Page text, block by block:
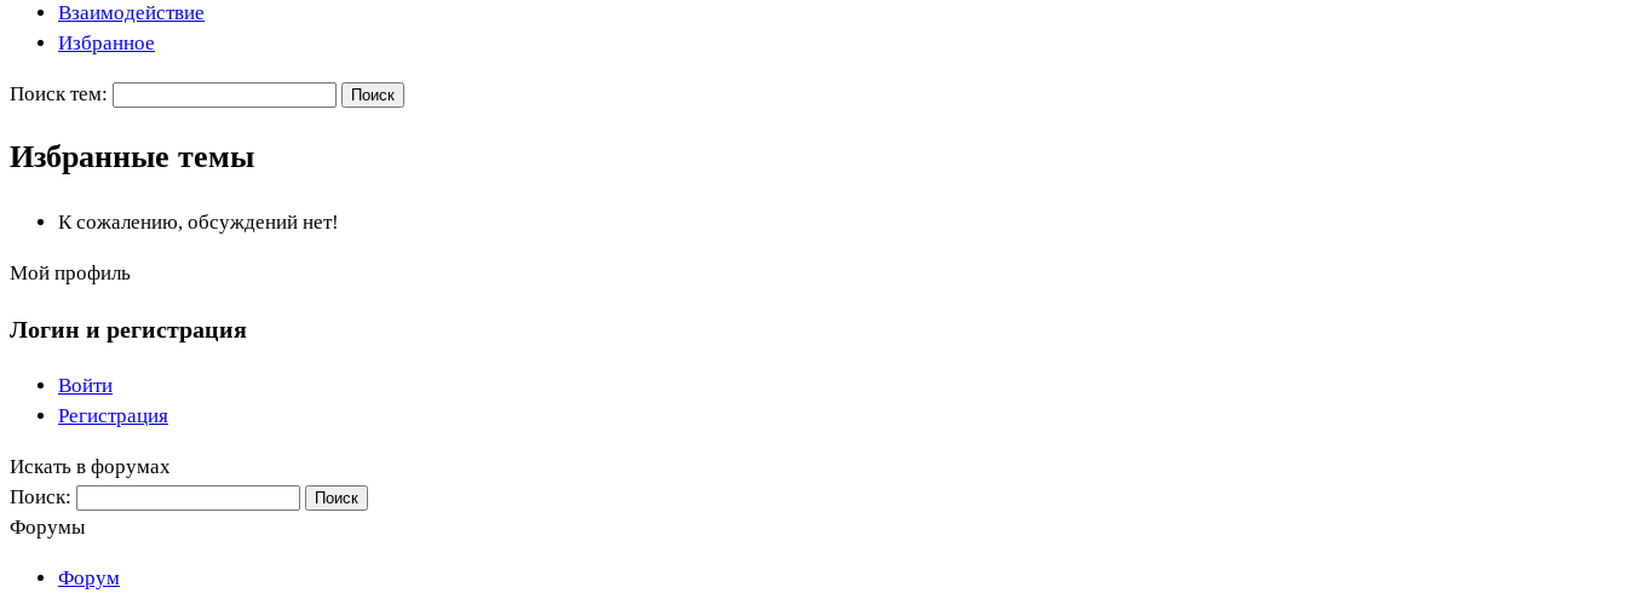
Взаимодействие
Избранное
Поиск тем:
Избранные темы
К сожалению, обсуждений нет!
Мой профиль
Логин и регистрация
Войти
Регистрация
Искать в форумах
Поиск:
Форумы
Форум